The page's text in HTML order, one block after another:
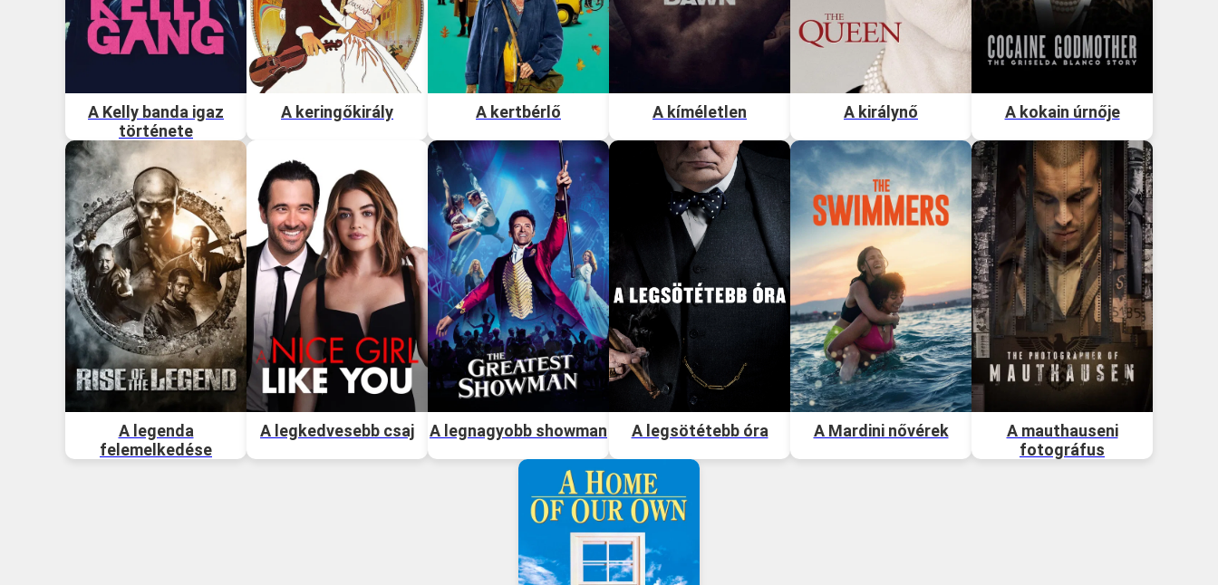
A Kelly banda igaz
története
A keringőkirály A kertbérlő A kíméletlen A királynő A kokain úrnője
A legenda
felemelkedése
A legkedvesebb csaj A legnagyobb showman A legsötétebb óra A Mardini nővérek
A mauthauseni
fotográfus